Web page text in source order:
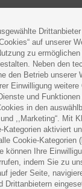
auf unserer
zu
Neben den
den Betrieb unserer
Einwilligung
und
in den
,,Marketing“. Mit
Kategorien aktiviert
Cookie-Kategorien
können Ihre
indem Sie zu
jeder Seite,
Drittanbietern